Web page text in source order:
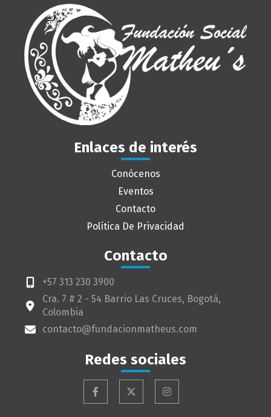
Enlaces de interés
Conócenos
Eventos
Contacto
Política De Privacidad
Contacto
+57 313 230 3900
Cra. 7 # 2 - 54 Barrio Las Cruces, Bogotá,
Colombia
contacto@fundacionmatheus.com
Redes sociales